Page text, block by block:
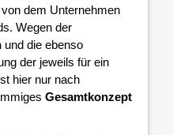
dem Unternehmen
Wegen der
und die ebenso
der jeweils für ein
hier nur nach
Gesamtkonzept